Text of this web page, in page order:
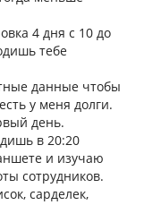
4 дня с 10 до
тебе
данные чтобы
у меня долги.
день.
в 20:20
и изучаю
сотрудников.
сарделек,